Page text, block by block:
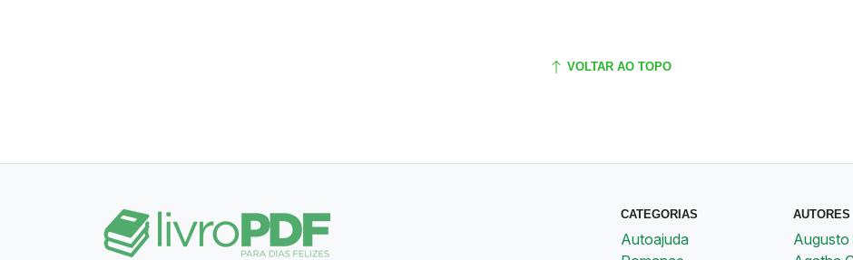
VOLTAR AO TOPO
CATEGORIAS
Autoajuda
AUTORES
Augusto